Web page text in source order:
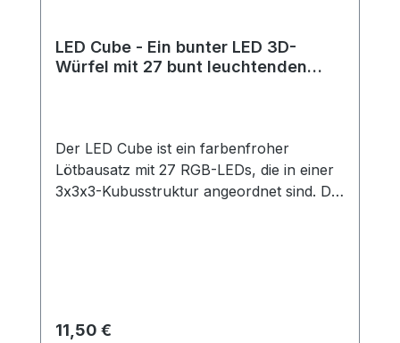
LED Cube - Ein bunter LED 3D-
Würfel mit 27 bunt leuchtenden
Der LED Cube ist ein farbenfroher
Lötbausatz mit 27 RGB-LEDs, die in einer
3x3x3-Kubusstruktur angeordnet sind. Die
Regulärer Preis:
11,50 €